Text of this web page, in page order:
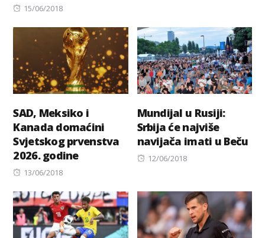
Posted
15/06/2018
SAD, Meksiko i
Kanada domaćini
Svjetskog prvenstva
2026. godine
Posted
13/06/2018
Mundijal u Rusiji:
Srbija će najviše
navijača imati u Beču
Posted
12/06/2018